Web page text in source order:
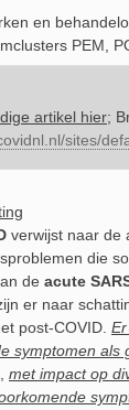
en
PEM,
artikel hier;
sites/
verwijst naar de
die
de acute
er naar
post-COVID.
symptomen als
met impact op